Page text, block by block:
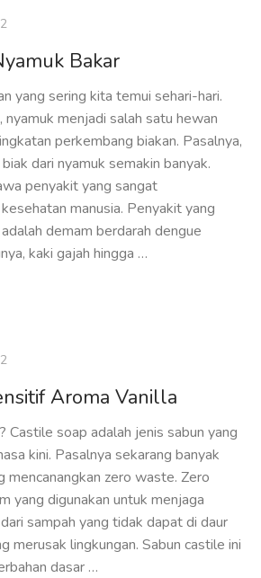
Bakar
yang sering kita temui sehari-hari.
nyamuk menjadi salah satu hewan
perkembang biakan. Pasalnya,
dari nyamuk semakin banyak.
penyakit yang sangat
manusia. Penyakit yang
demam berdarah dengue
kaki gajah hingga …
Aroma Vanilla
Castile soap adalah jenis sabun yang
kini. Pasalnya sekarang banyak
mencanangkan zero waste. Zero
yang digunakan untuk menjaga
sampah yang tidak dapat di daur
merusak lingkungan. Sabun castile ini
dasar …